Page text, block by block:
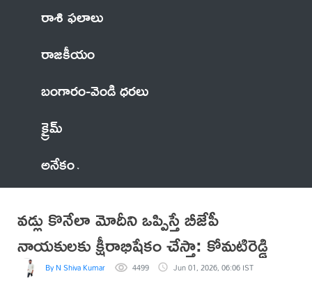
రాశి ఫలాలు
రాజకీయం
బంగారం-వెండి ధరలు
క్రైమ్
అనేకం
వడ్లు కొనేలా మోదీని ఒప్పిస్తే బీజేపీ
నాయకులకు క్షీరాభిషేకం చేస్తా: కోమటిరెడ్డి
By N Shiva Kumar 4499 Jun 01, 2026, 06:06 IST